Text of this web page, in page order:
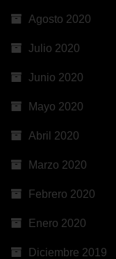
Agosto 2020
Julio 2020
Junio 2020
Mayo 2020
Abril 2020
Marzo 2020
Febrero 2020
Enero 2020
Diciembre 2019